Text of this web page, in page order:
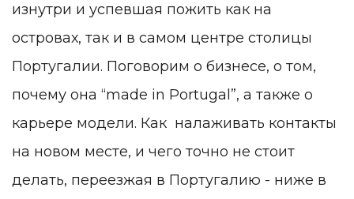
изнутри и успевшая пожить как на
островах, так и в самом центре столицы
Португалии. Поговорим о бизнесе, о том,
почему она “made in Portugal”, а также о
карьере модели. Как налаживать контакты
на новом месте, и чего точно не стоит
делать, переезжая в Португалию - ниже в